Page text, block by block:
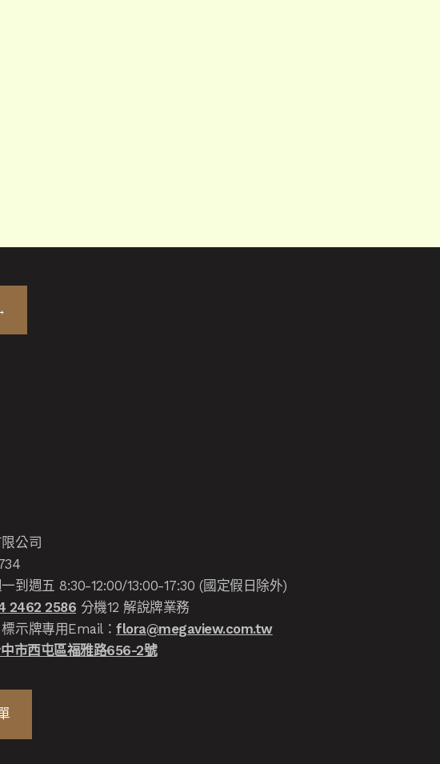
公司
到週五 8:30-12:00/13:00-17:30 (國定假日除外)
2462 2586 分機12 解說牌業務
示牌專用Email：flora@megaview.com.tw
市西屯區福雅路656-2號